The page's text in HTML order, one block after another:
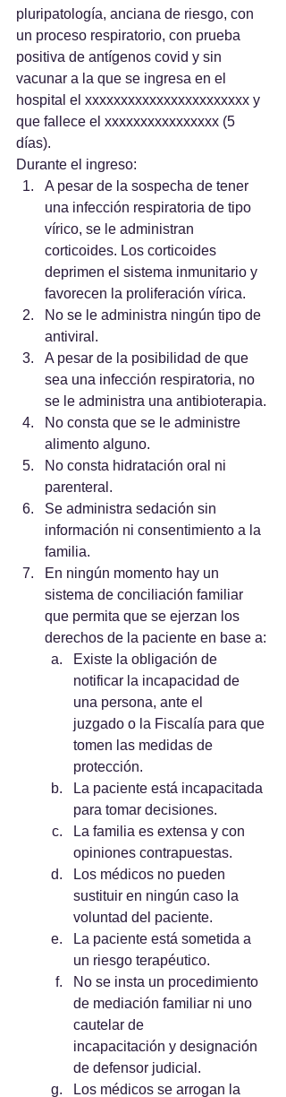
pluripatología, anciana de riesgo, con
un proceso respiratorio, con prueba
positiva de antígenos covid y sin
vacunar a la que se ingresa en el
hospital el xxxxxxxxxxxxxxxxxxxxxxx y
que fallece el xxxxxxxxxxxxxxxx (5
días).
Durante el ingreso:
A pesar de la sospecha de tener
una infección respiratoria de tipo
vírico, se le administran
corticoides. Los corticoides
deprimen el sistema inmunitario y
favorecen la proliferación vírica.
No se le administra ningún tipo de
antiviral.
A pesar de la posibilidad de que
sea una infección respiratoria, no
se le administra una antibioterapia.
No consta que se le administre
alimento alguno.
No consta hidratación oral ni
parenteral.
Se administra sedación sin
información ni consentimiento a la
familia.
En ningún momento hay un
sistema de conciliación familiar
que permita que se ejerzan los
derechos de la paciente en base a:
Existe la obligación de
notificar la incapacidad de
una persona, ante el
juzgado o la Fiscalía para que
tomen las medidas de
protección.
La paciente está incapacitada
para tomar decisiones.
La familia es extensa y con
opiniones contrapuestas.
Los médicos no pueden
sustituir en ningún caso la
voluntad del paciente.
La paciente está sometida a
un riesgo terapéutico.
No se insta un procedimiento
de mediación familiar ni uno
cautelar de
incapacitación y designación
de defensor judicial.
Los médicos se arrogan la